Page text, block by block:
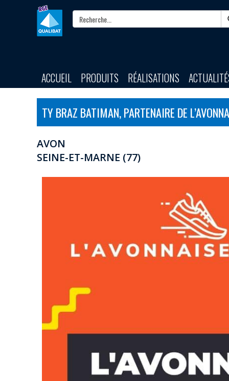
ACCUEIL PRODUITS RÉALISATIONS
TY BRAZ BATIMAN, PARTENAIRE DE
AVON
SEINE-ET-MARNE (77)